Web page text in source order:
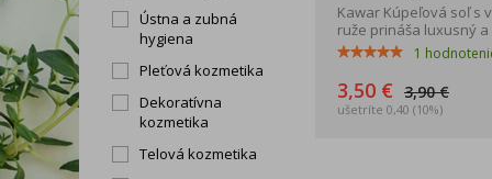
Ústna a zubná
hygiena
Pleťová kozmetika
Dekoratívna
kozmetika
Telová kozmetika
Kawar Kúpeľová soľ s
ruže prináša luxusný a
1
3,50 € 3,90 €
ušetríte 0,40 (10%)